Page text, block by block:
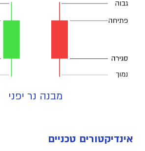
מבנה נר יפני
אינדיקטורים טכניים